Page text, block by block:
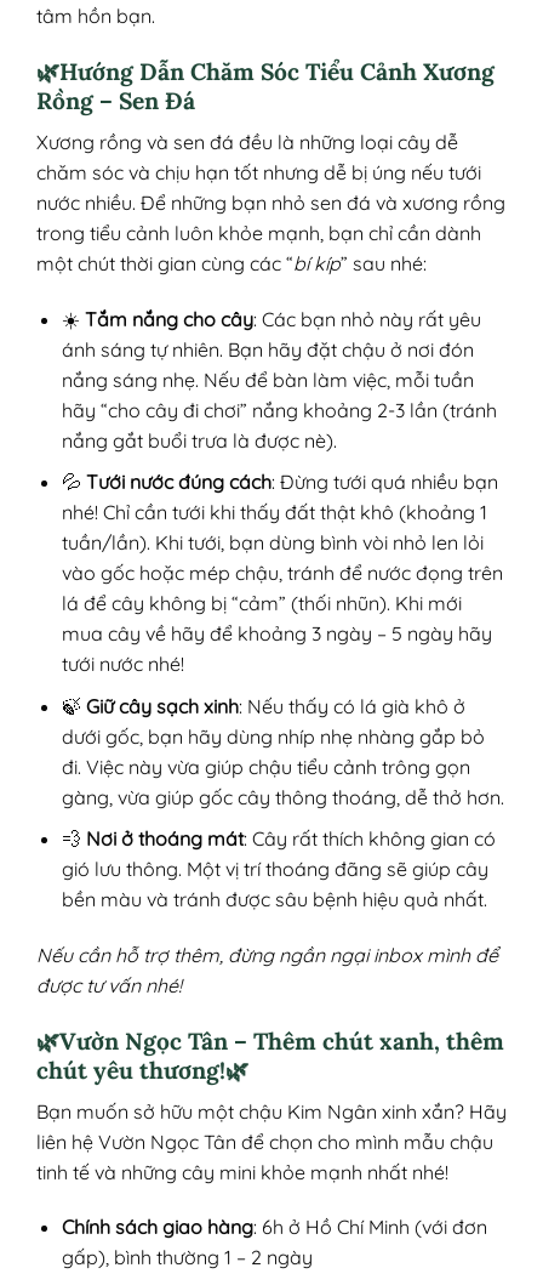
tâm hồn bạn.
🌿Hướng Dẫn Chăm Sóc Tiểu Cảnh Xương
Rồng – Sen Đá
Xương rồng và sen đá đều là những loại cây dễ
chăm sóc và chịu hạn tốt nhưng dễ bị úng nếu tưới
nước nhiều. Để những bạn nhỏ sen đá và xương rồng
trong tiểu cảnh luôn khỏe mạnh, bạn chỉ cần dành
một chút thời gian cùng các “bí kíp” sau nhé:
☀️ Tắm nắng cho cây: Các bạn nhỏ này rất yêu
ánh sáng tự nhiên. Bạn hãy đặt chậu ở nơi đón
nắng sáng nhẹ. Nếu để bàn làm việc, mỗi tuần
hãy “cho cây đi chơi” nắng khoảng 2-3 lần (tránh
nắng gắt buổi trưa là được nè).
💦 Tưới nước đúng cách: Đừng tưới quá nhiều bạn
nhé! Chỉ cần tưới khi thấy đất thật khô (khoảng 1
tuần/lần). Khi tưới, bạn dùng bình vòi nhỏ len lỏi
vào gốc hoặc mép chậu, tránh để nước đọng trên
lá để cây không bị “cảm” (thối nhũn). Khi mới
mua cây về hãy để khoảng 3 ngày – 5 ngày hãy
tưới nước nhé!
🍃 Giữ cây sạch xinh: Nếu thấy có lá già khô ở
dưới gốc, bạn hãy dùng nhíp nhẹ nhàng gắp bỏ
đi. Việc này vừa giúp chậu tiểu cảnh trông gọn
gàng, vừa giúp gốc cây thông thoáng, dễ thở hơn.
💨 Nơi ở thoáng mát: Cây rất thích không gian có
gió lưu thông. Một vị trí thoáng đãng sẽ giúp cây
bền màu và tránh được sâu bệnh hiệu quả nhất.
Nếu cần hỗ trợ thêm, đừng ngần ngại inbox mình để
được tư vấn nhé!
🌿Vườn Ngọc Tân – Thêm chút xanh, thêm
chút yêu thương!🌿
Bạn muốn sở hữu một chậu Kim Ngân xinh xắn? Hãy
liên hệ Vườn Ngọc Tân để chọn cho mình mẫu chậu
tinh tế và những cây mini khỏe mạnh nhất nhé!
Chính sách giao hàng: 6h ở Hồ Chí Minh (với đơn
gấp), bình thường 1 – 2 ngày